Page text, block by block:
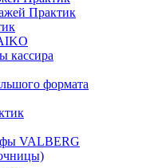
Практик
кассира
формата
VALBERG